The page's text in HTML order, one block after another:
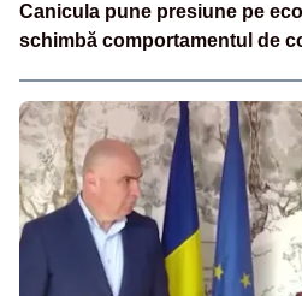
Canicula pune presiune pe
schimbă comportamentul de